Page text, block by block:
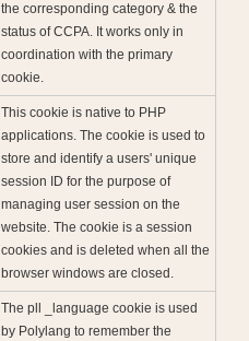
the corresponding category & the
status of CCPA. It works only in
coordination with the primary
cookie.
This cookie is native to PHP
applications. The cookie is used to
store and identify a users' unique
session ID for the purpose of
managing user session on the
website. The cookie is a session
cookies and is deleted when all the
browser windows are closed.
The pll _language cookie is used
by Polylang to remember the